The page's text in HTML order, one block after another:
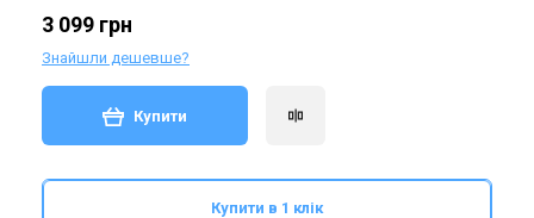
3 099 грн
Знайшли дешевше?
Купити
Купити в 1 клік